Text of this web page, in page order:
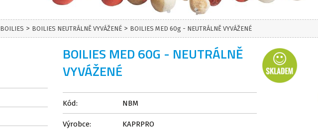
BOILIES > BOILIES NEUTRÁLNĚ VYVÁŽENÉ > BOILIES MED 60g - NEUTRÁLNĚ VYVÁŽENÉ
BOILIES MED 60G - NEUTRÁLNĚ
VYVÁŽENÉ
Kód: NBM
Výrobce: KAPRPRO